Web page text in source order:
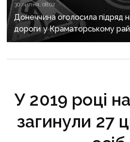
30 липня, 08:02
Донеччина оголосила підряд
дороги у Краматорському
вже ремонтували
У 2019 році
загинули 27